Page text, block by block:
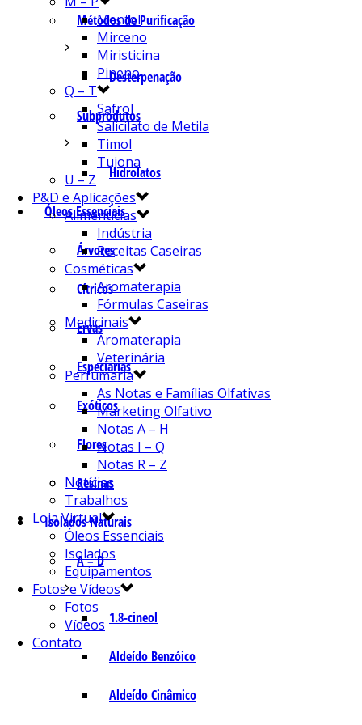
Métodos de Purificação
Desterpenação
Subprodutos
Hidrolatos
Óleos Essenciais
Árvores
Cítricos
Ervas
Especiarias
Exóticos
Flores
Resinas
Isolados Naturais
A – D
1.8-cineol
Aldeído Benzóico
Aldeído Cinâmico
Mentol
Mirceno
Miristicina
Pineno
Q – T
Safrol
Salicilato de Metila
Timol
Tujona
U – Z
P&D e Aplicações
Alimentícias
Indústria
Receitas Caseiras
Cosméticas
Aromaterapia
Fórmulas Caseiras
Medicinais
Aromaterapia
Veterinária
Perfumaria
As Notas e Famílias Olfativas
Marketing Olfativo
Notas A – H
Notas I – Q
Notas R – Z
Notícias
Trabalhos
Loja Virtual
Óleos Essenciais
Isolados
Equipamentos
Fotos e Vídeos
Fotos
Vídeos
Contato